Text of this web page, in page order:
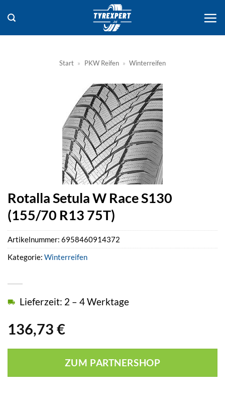
Inhalt
springen
Start » PKW Reifen » Winterreifen
Rotalla Setula W Race S130
(155/70 R13 75T)
136,73 €
Lieferzeit: 2 – 4 Werktage
ZUM PARTNERSHOP
Artikelnummer: 6958460914372
Kategorie: Winterreifen